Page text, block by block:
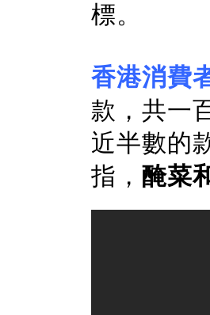
標。
香港消費
款，共一
近半數的
指， 醃菜